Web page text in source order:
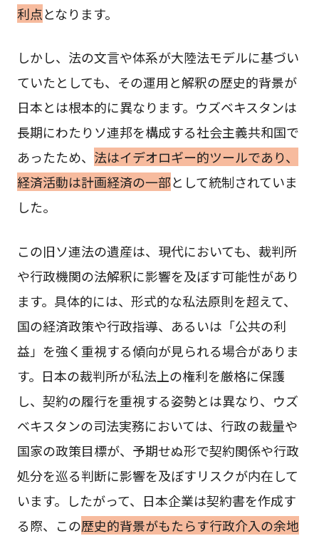
利点となります。
しかし、法の文言や体系が大陸法モデルに基づい
ていたとしても、その運用と解釈の歴史的背景が
日本とは根本的に異なります。ウズベキスタンは
長期にわたりソ連邦を構成する社会主義共和国で
あったため、 法はイデオロギー的ツールであり、
経済活動は計画経済の一部として統制されていま
した。
この旧ソ連法の遺産は、現代においても、裁判所
や行政機関の法解釈に影響を及ぼす可能性があり
ます。具体的には、形式的な私法原則を超えて、
国の経済政策や行政指導、あるいは「公共の利
益」を強く重視する傾向が見られる場合がありま
す。日本の裁判所が私法上の権利を厳格に保護
し、契約の履行を重視する姿勢とは異なり、ウズ
ベキスタンの司法実務においては、行政の裁量や
国家の政策目標が、予期せぬ形で契約関係や行政
処分を巡る判断に影響を及ぼすリスクが内在して
います。したがって、日本企業は契約書を作成す
る際、この歴史的背景がもたらす行政介入の余地